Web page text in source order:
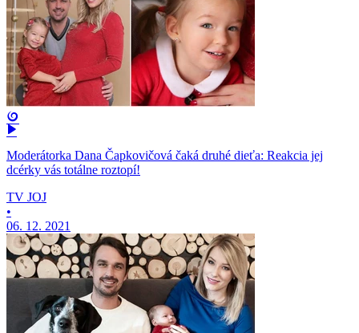
Moderátorka Dana Čapkovičová čaká druhé dieťa: Reakcia jej
dcérky vás totálne roztopí!
TV JOJ
•
06. 12. 2021